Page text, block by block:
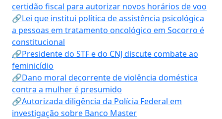
certidão fiscal para autorizar novos horários de voo
🔗Lei que institui política de assistência psicológica
a pessoas em tratamento oncológico em Socorro é
constitucional
🔗Presidente do STF e do CNJ discute combate ao
feminicídio
🔗Dano moral decorrente de violência doméstica
contra a mulher é presumido
🔗Autorizada diligência da Polícia Federal em
investigação sobre Banco Master